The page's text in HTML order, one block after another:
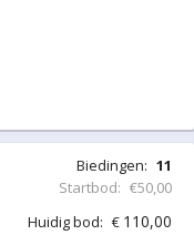
Biedingen: 11
Startbod: €50,00
Huidig bod: € 110,00